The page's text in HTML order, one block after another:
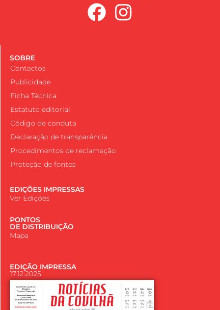
SOBRE
Contactos
Publicidade
Ficha Técnica
Estatuto editorial
Código de conduta
Declaração de transparência
Procedimentos de reclamação
Proteção de fontes
EDIÇÕES IMPRESSAS
Ver Edições
PONTOS
DE DISTRIBUIÇÃO
Mapa
EDIÇÃO IMPRESSA
17.12.2025